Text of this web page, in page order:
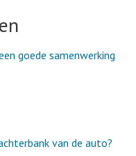
goede samenwerking
van de auto?